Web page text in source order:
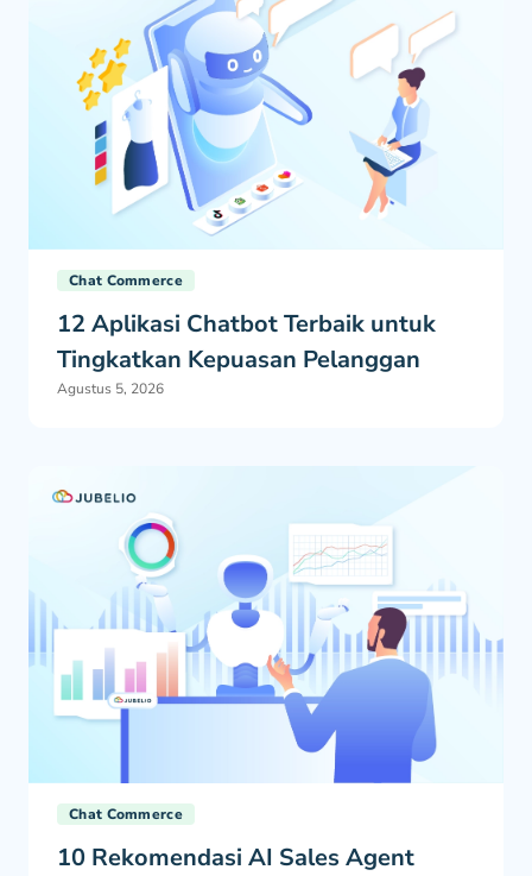
Chat Commerce
12 Aplikasi Chatbot Terbaik untuk
Tingkatkan Kepuasan Pelanggan
Agustus 5, 2026
Chat Commerce
10 Rekomendasi AI Sales Agent